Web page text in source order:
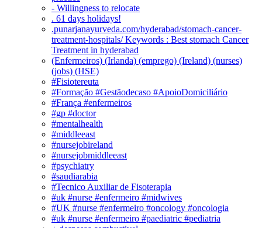
- Willingness to relocate
. 61 days holidays!
.punarjanayurveda.com/hyderabad/stomach-cancer-
treatment-hospitals/ Keywords : Best stomach Cancer
Treatment in hyderabad
(Enfermeiros) (Irlanda) (emprego) (Ireland) (nurses)
(jobs) (HSE)
#Fisiotereuta
#Formação #Gestãodecaso #ApoioDomiciliário
#França #enfermeiros
#gp #doctor
#mentalhealth
#middleeast
#nursejobireland
#nursejobmiddleeast
#psychiatry
#saudiarabia
#Tecnico Auxiliar de Fisoterapia
#uk #nurse #enfermeiro #midwives
#UK #nurse #enfermeiro #oncology #oncologia
#uk #nurse #enfermeiro #paediatric #pediatria